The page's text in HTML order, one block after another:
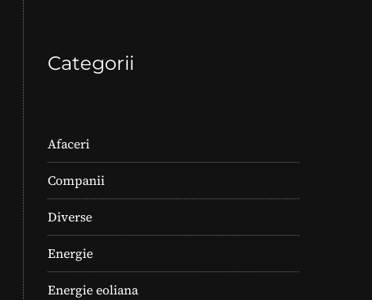
Categorii
Afaceri
Companii
Diverse
Energie
Energie eoliana